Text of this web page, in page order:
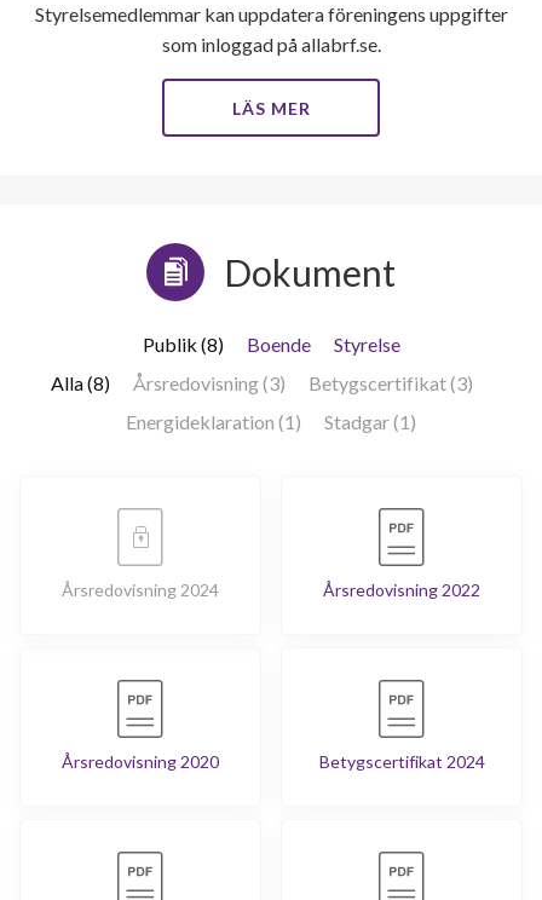
Styrelsemedlemmar kan uppdatera föreningens uppgifter
som inloggad på allabrf.se.
LÄS MER
Dokument
Publik (8) Boende
Styrelse
Alla (8)
Årsredovisning (3)
Betygscertifikat (3)
Energideklaration (1)
Stadgar (1)
Årsredovisning 2024 Årsredovisning 2022
Årsredovisning 2020 Betygscertifikat 2024